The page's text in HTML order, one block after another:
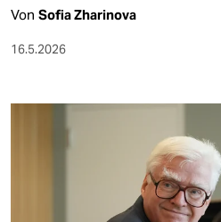
Von Sofia Zharinova
16.5.2026